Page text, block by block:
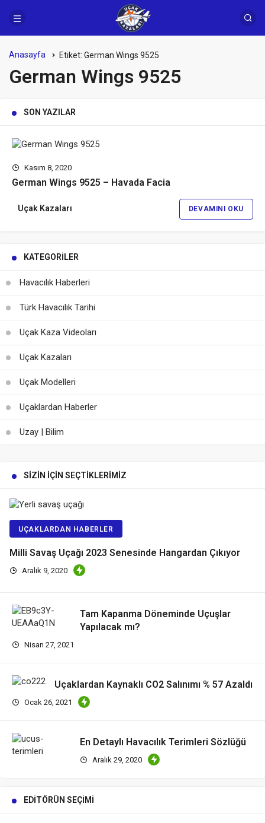
Anasayfa Etiket: German Wings 9525
German Wings 9525
SON YAZILAR
Kasım 8, 2020
German Wings 9525 – Havada Facia
Uçak Kazaları DEVAMINI OKU
KATEGORILER
Havacılık Haberleri
Türk Havacılık Tarihi
Uçak Kaza Videoları
Uçak Kazaları
Uçak Modelleri
Uçaklardan Haberler
Uzay | Bilim
SIZIN İÇIN SEÇTIKLERIMIZ
UÇAKLARDAN HABERLER
Milli Savaş Uçağı 2023 Senesinde Hangardan Çıkıyor
Aralık 9, 2020
Tam Kapanma Döneminde Uçuşlar
Yapılacak mı?
Nisan 27, 2021
Uçaklardan Kaynaklı CO2 Salınımı % 57 Azaldı
Ocak 26, 2021
En Detaylı Havacılık Terimleri Sözlüğü
Aralık 29, 2020
EDITÖRÜN SEÇIMI